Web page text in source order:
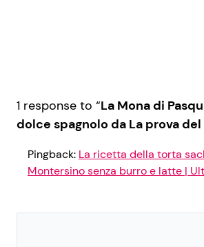
1 response to “La Mona di
dolce spagnolo da La prova
Pingback: La ricetta della torta
Montersino senza burro e latte |